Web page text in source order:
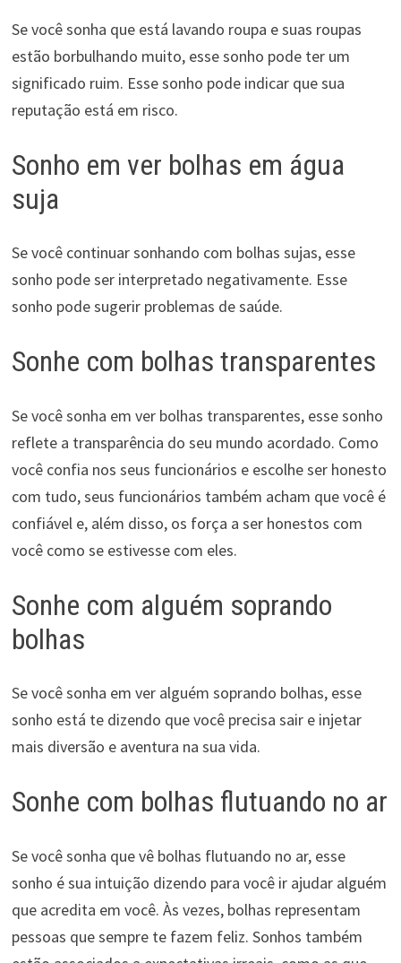
Se você sonha que está lavando roupa e suas roupas
estão borbulhando muito, esse sonho pode ter um
significado ruim. Esse sonho pode indicar que sua
reputação está em risco.
Sonho em ver bolhas em água
suja
Se você continuar sonhando com bolhas sujas, esse
sonho pode ser interpretado negativamente. Esse
sonho pode sugerir problemas de saúde.
Sonhe com bolhas transparentes
Se você sonha em ver bolhas transparentes, esse sonho
reflete a transparência do seu mundo acordado. Como
você confia nos seus funcionários e escolhe ser honesto
com tudo, seus funcionários também acham que você é
confiável e, além disso, os força a ser honestos com
você como se estivesse com eles.
Sonhe com alguém soprando
bolhas
Se você sonha em ver alguém soprando bolhas, esse
sonho está te dizendo que você precisa sair e injetar
mais diversão e aventura na sua vida.
Sonhe com bolhas flutuando no ar
Se você sonha que vê bolhas flutuando no ar, esse
sonho é sua intuição dizendo para você ir ajudar alguém
que acredita em você. Às vezes, bolhas representam
pessoas que sempre te fazem feliz. Sonhos também